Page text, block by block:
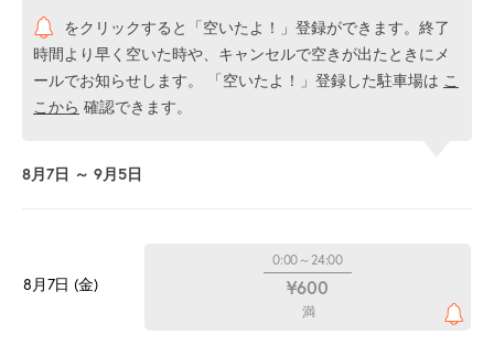
をクリックすると「空いたよ！」登録ができます。終了
時間より早く空いた時や、キャンセルで空きが出たときにメ
ールでお知らせします。 「空いたよ！」登録した駐車場は こ
こから 確認できます。
8月7日 ～ 9月5日
8月7日 (金)
0:00～24:00
¥600
満